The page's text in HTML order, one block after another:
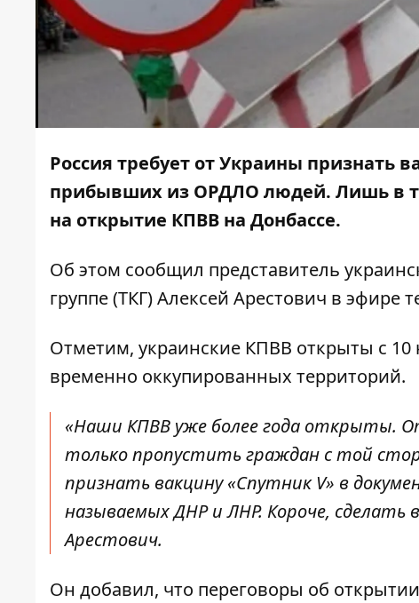
Россия требует от Украины признать
прибывших из ОРДЛО людей. Лишь в
на открытие КПВВ на Донбассе.
Об этом сообщил представитель
группе (ТКГ) Алексей Арестович в эфире
Отметим, украинские КПВВ открыты с 10
временно оккупированных территорий.
«Наши КПВВ уже более года открыты.
только пропустить граждан с той
признать вакцину «Спутник V» в
называемых ДНР и ЛНР. Короче, сделать
Арестович.
Он добавил, что переговоры об